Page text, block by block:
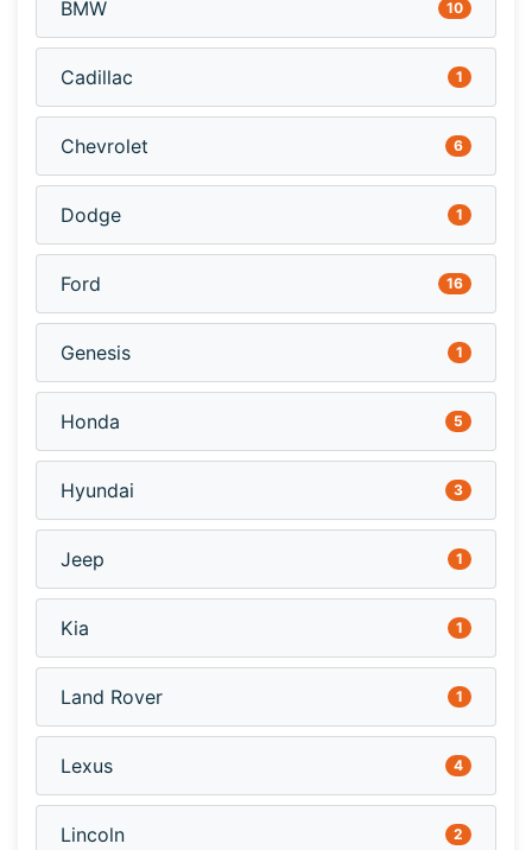
BMW 10
Cadillac 1
Chevrolet 6
Dodge 1
Ford 16
Genesis 1
Honda 5
Hyundai 3
Jeep 1
Kia 1
Land Rover 1
Lexus 4
Lincoln 2